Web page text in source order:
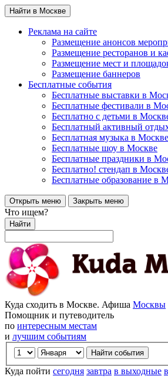
Найти в Москве
Реклама на сайте
Размещение анонсов
Размещение ресторанов и
Размещение мест и
Размещение баннеров
Бесплатные события
Бесплатные выставки в
Бесплатные фестивали в
Бесплатно с детьми в
Бесплатный активный
Бесплатная музыка в Москве
Бесплатные шоу в Москве
Бесплатные праздники в
Бесплатно! стендап в
Бесплатные образование в
Открыть меню Закрыть меню
Что ищем?
Найти
Куда сходить в Москве. Афиша Москвы
Помощник и путеводитель
по интересным местам
и лучшим событиям
Куда пойти сегодня завтра в выходные